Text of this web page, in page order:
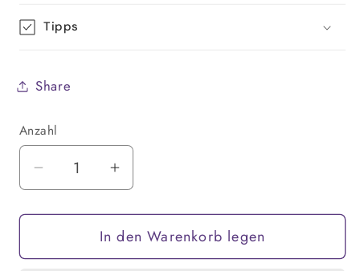
Tipps
Share
Anzahl
Anzahl
Verringere
Menge
Armband
Erhöhe
Menge
für
Armband
In den Warenkorb legen